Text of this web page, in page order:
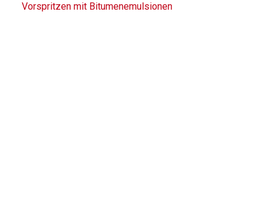
Vorspritzen mit Bitumenemulsionen